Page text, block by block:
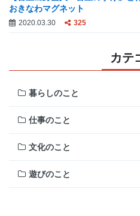
おきなわマグネット
2020.03.30 325
カテ
暮らしのこと
仕事のこと
文化のこと
遊びのこと